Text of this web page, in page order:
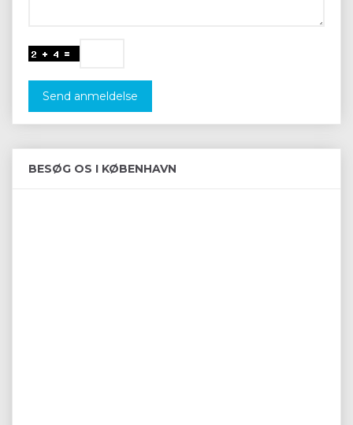
Send anmeldelse
BESØG OS I KØBENHAVN